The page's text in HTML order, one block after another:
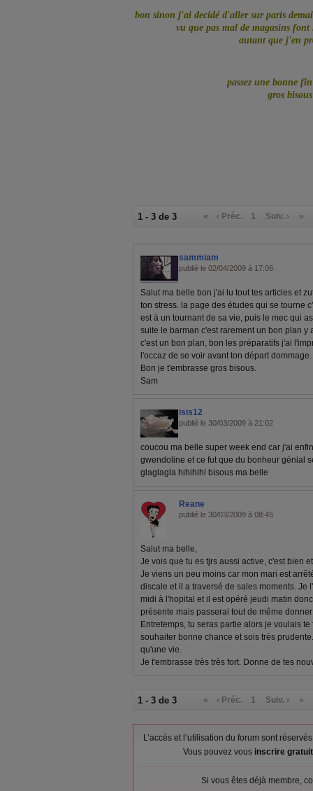
bon sinon j'ai decidé d'aller sur paris
vu que pas mal de magasins font
autant que j'en
passez une bonne
gros bisous
1 - 3 de 3 « ‹ Préc. 1 Suiv. › »
sammiam
publié le 02/04/2009 à 17:06
Salut ma belle bon j'ai lu tout tes articles et
ton stress. la page des études qui se tourne
est à un tournant de sa vie, puis le mec qui
suite le barman c'est rarement un bon plan y
c'est un bon plan, bon les préparatifs j'ai
l'occaz de se voir avant ton départ dommage.
Bon je t'embrasse gros bisous.
Sam
isis12
publié le 30/03/2009 à 21:02
coucou ma belle super week end car j'ai
gwendoline et ce fut que du bonheur génial
glaglagla hihihihi bisous ma belle
Reane
publié le 30/03/2009 à 08:45
Salut ma belle,
Je vois que tu es tjrs aussi active, c'est bien
Je viens un peu moins car mon mari est
discale et il a traversé de sales moments. Je
midi à l'hopital et il est opéré jeudi matin
présente mais passerai tout de même
Entretemps, tu seras partie alors je voulais
souhaiter bonne chance et sois très
qu'une vie.
Je t'embrasse très très fort. Donne de tes
1 - 3 de 3 « ‹ Préc. 1 Suiv. › »
L’accès et l’utilisation du forum sont
Vous pouvez vous inscrire
Si vous êtes déjà membre,